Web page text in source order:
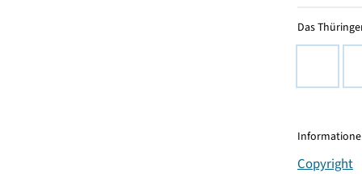
Das
Copyright